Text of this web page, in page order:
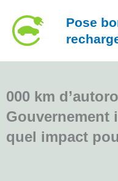
contenu
Pose
000 km
Gouvernement
quel impact